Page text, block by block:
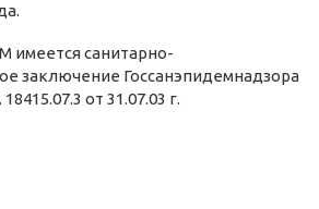
санитарно-
зак­лючение Госсанэпидемнадзора
от 31.07.03 г.